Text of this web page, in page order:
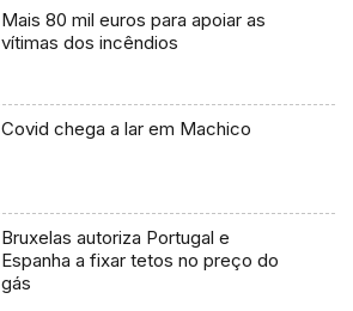
Mais 80 mil euros para apoiar as
vítimas dos incêndios
Covid chega a lar em Machico
Bruxelas autoriza Portugal e
Espanha a fixar tetos no preço do
gás